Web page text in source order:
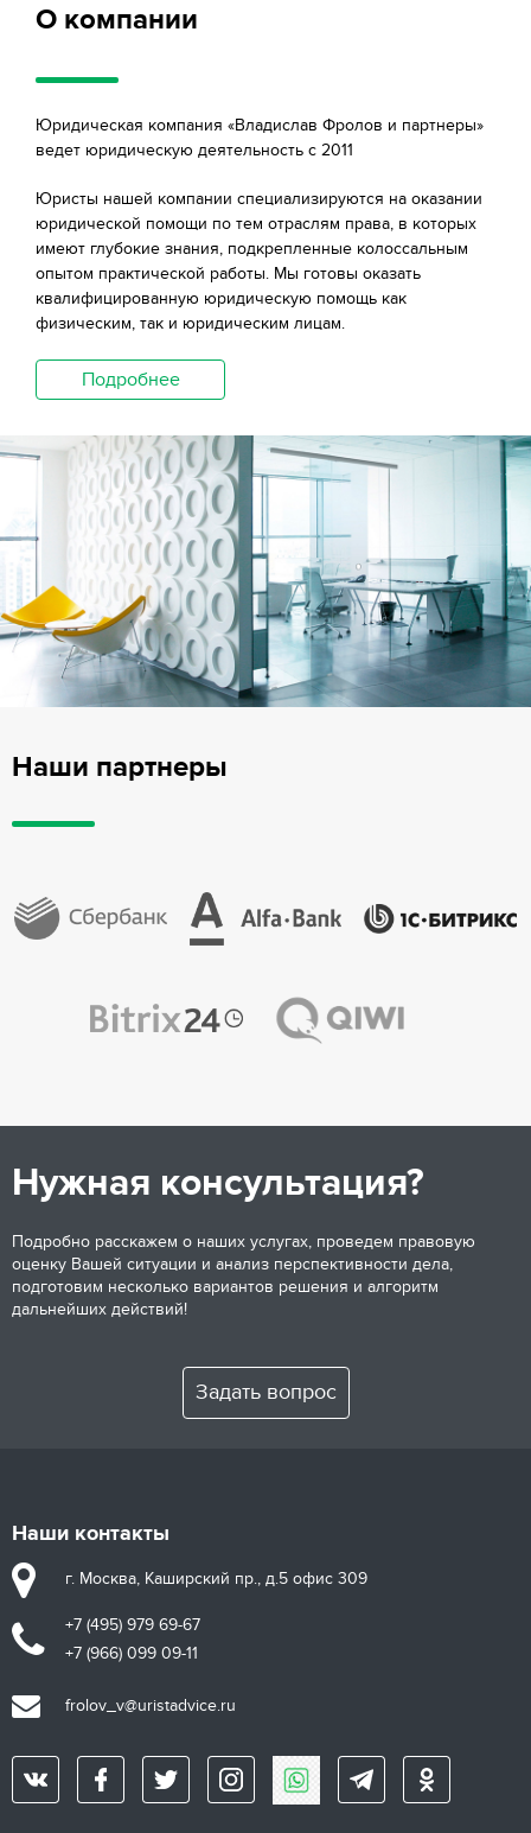
О компании
Юридическая компания «Владислав Фролов и партнеры»
ведет юридическую деятельность с 2011
Юристы нашей компании специализируются на оказании
юридической помощи по тем отраслям права, в которых
имеют глубокие знания, подкрепленные колоссальным
опытом практической работы. Мы готовы оказать
квалифицированную юридическую помощь как
физическим, так и юридическим лицам.
Подробнее
Наши партнеры
Нужная консультация?
Подробно расскажем о наших услугах, проведем правовую
оценку Вашей ситуации и анализ перспективности дела,
подготовим несколько вариантов решения и алгоритм
дальнейших действий!
Задать вопрос
Наши контакты
г. Москва, Каширский пр., д.5 офис 309
+7 (495) 979 69-67
+7 (966) 099 09-11
frolov_v@uristadvice.ru